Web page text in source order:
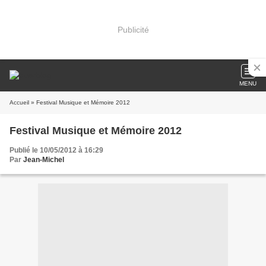
Publicité
MENU
Accueil » Festival Musique et Mémoire 2012
Festival Musique et Mémoire 2012
Publié le 10/05/2012 à 16:29
Par Jean-Michel